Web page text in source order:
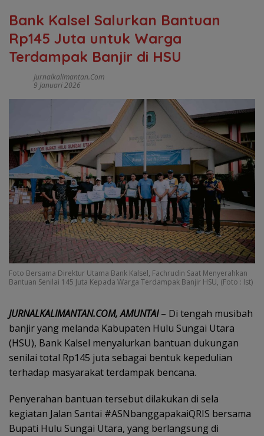
Bank Kalsel Salurkan Bantuan
Rp145 Juta untuk Warga
Terdampak Banjir di HSU
Jurnalkalimantan.com
9 Januari 2026
Foto Bersama Direktur Utama Bank Kalsel, Fachrudin Saat Menyerahkan
Bantuan Senilai 145 Juta Kepada Warga Terdampak Banjir HSU, (Foto : Ist)
JURNALKALIMANTAN.COM, AMUNTAI– Di tengah musibah
banjir yang melanda Kabupaten Hulu Sungai Utara
(HSU), Bank Kalsel menyalurkan bantuan dukungan
senilai total Rp145 juta sebagai bentuk kepedulian
terhadap masyarakat terdampak bencana.
Penyerahan bantuan tersebut dilakukan di sela
kegiatan Jalan Santai #ASNbanggapakaiQRIS bersama
Bupati Hulu Sungai Utara, yang berlangsung di